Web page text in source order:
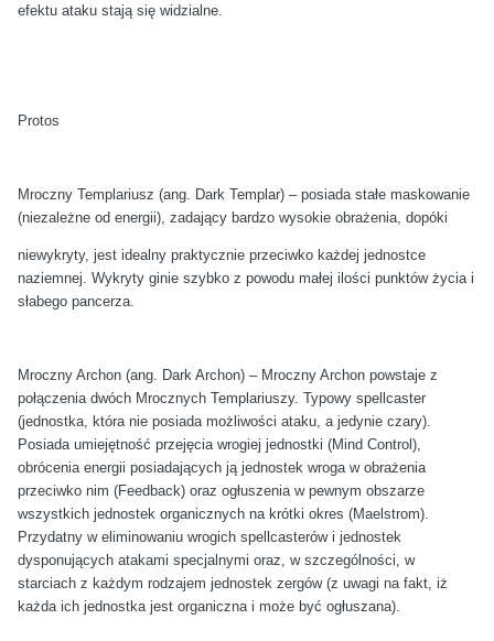
efektu ataku stają się widzialne.
Protos
Mroczny Templariusz (ang. Dark Templar) – posiada stałe maskowanie
(niezależne od energii), zadający bardzo wysokie obrażenia, dopóki
niewykryty, jest idealny praktycznie przeciwko każdej jednostce
naziemnej. Wykryty ginie szybko z powodu małej ilości punktów życia i
słabego pancerza.
Mroczny Archon (ang. Dark Archon) – Mroczny Archon powstaje z
połączenia dwóch Mrocznych Templariuszy. Typowy spellcaster
(jednostka, która nie posiada możliwości ataku, a jedynie czary).
Posiada umiejętność przejęcia wrogiej jednostki (Mind Control),
obrócenia energii posiadających ją jednostek wroga w obrażenia
przeciwko nim (Feedback) oraz ogłuszenia w pewnym obszarze
wszystkich jednostek organicznych na krótki okres (Maelstrom).
Przydatny w eliminowaniu wrogich spellcasterów i jednostek
dysponujących atakami specjalnymi oraz, w szczególności, w
starciach z każdym rodzajem jednostek zergów (z uwagi na fakt, iż
każda ich jednostka jest organiczna i może być ogłuszana).